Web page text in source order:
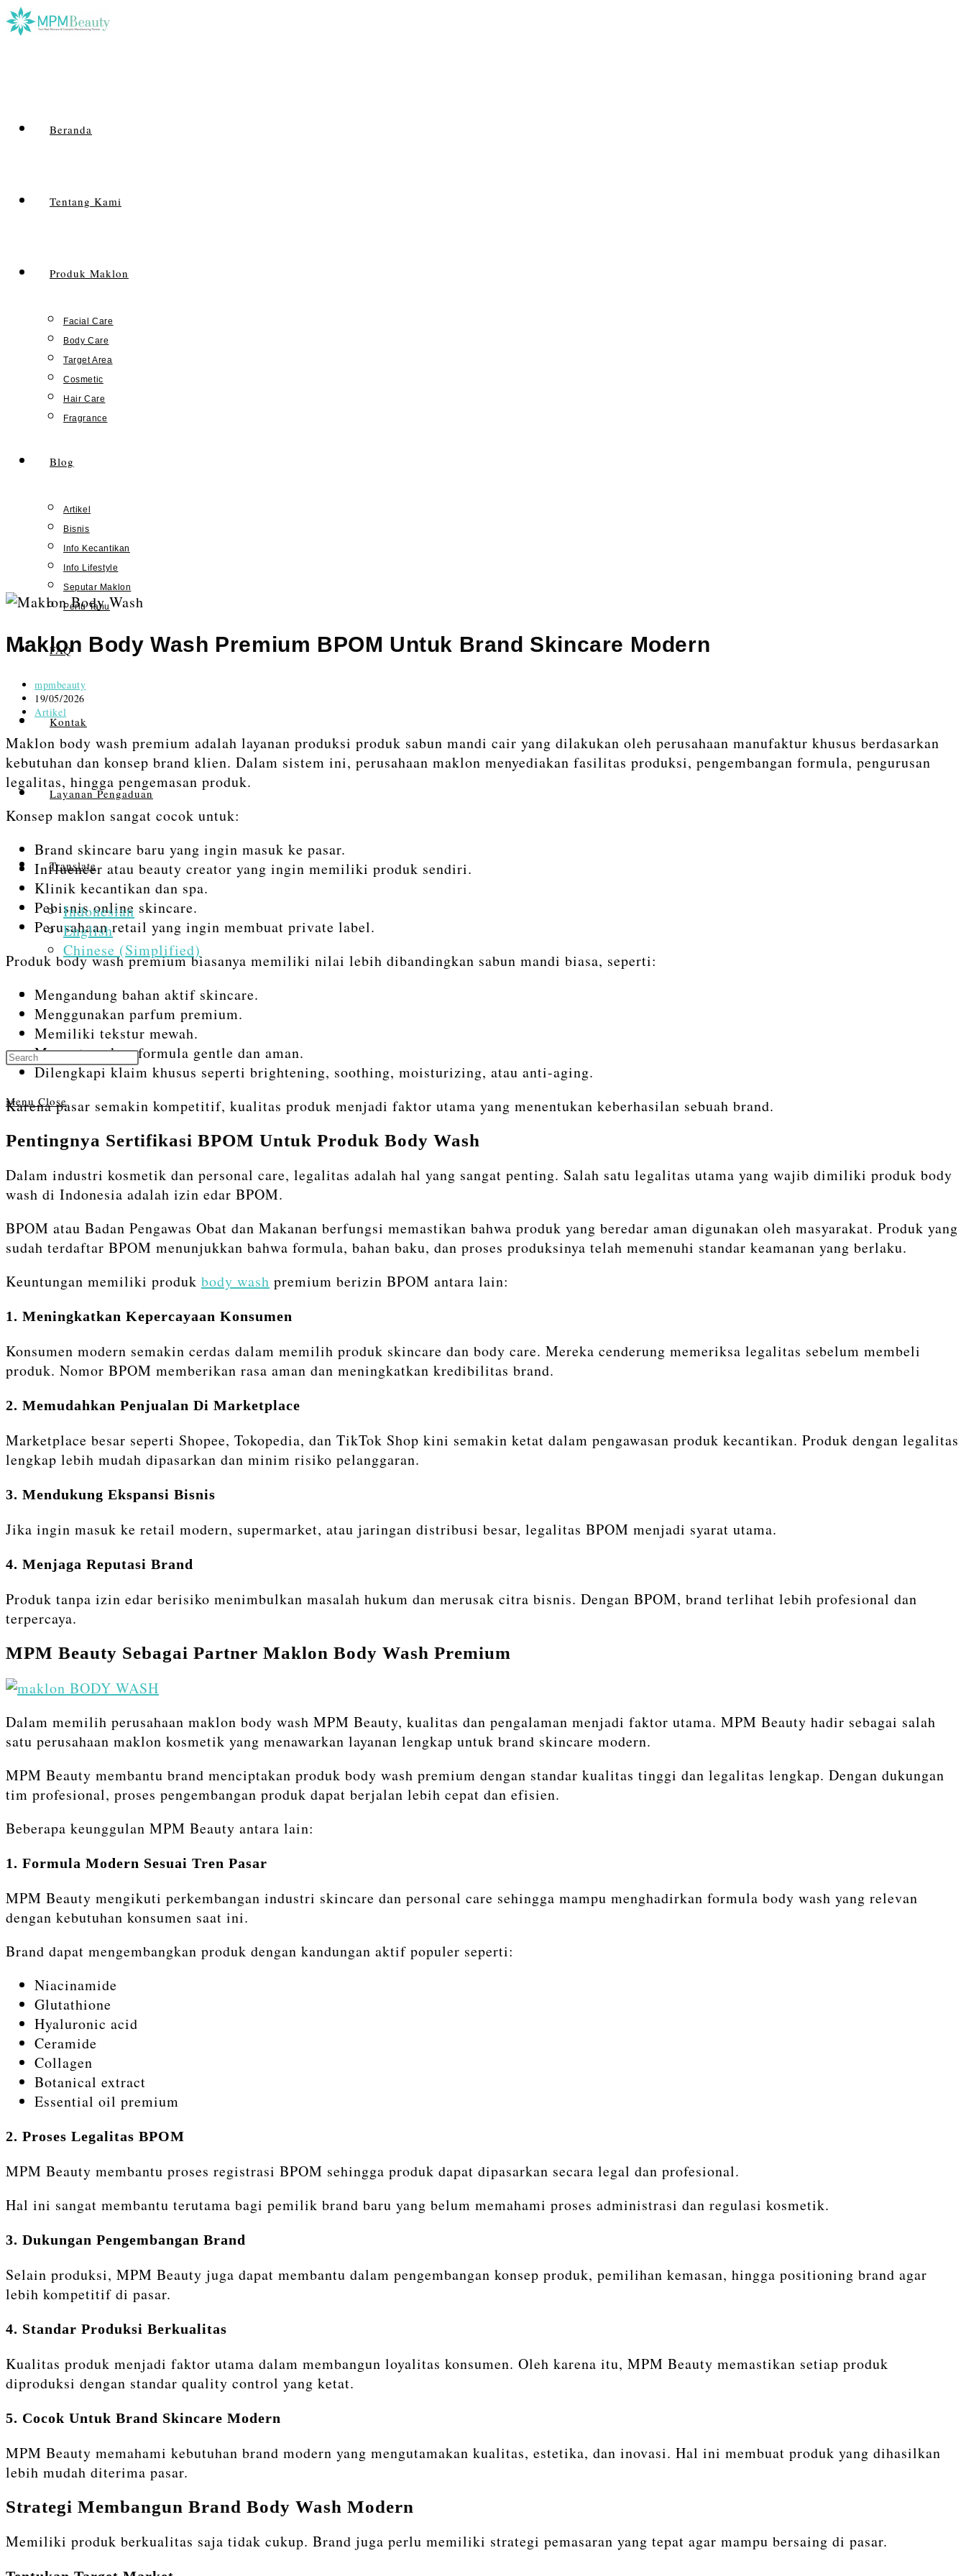
Skip
content
Beranda
Tentang Kami
Produk Maklon
Facial Care
Body Care
Target Area
Cosmetic
Hair Care
Fragrance
Blog
Artikel
Bisnis
Info Kecantikan
Info Lifestyle
Seputar Maklon
Perlu Tahu
FAQ
Kontak
Layanan Pengaduan
Translate
Indonesian
English
Chinese (Simplified)
Toggle
website
search
Press
Escape
close
the
search
panel.
Menu Close
Maklon Body Wash Premium BPOM Untuk Brand Skincare Modern
Post
author:
mpmbeauty
Post
published:
19/05/2026
Post
category:
Artikel
Maklon body wash premium adalah layanan produksi produk sabun mandi cair yang dilakukan oleh perusahaan manufaktur khusus berdasarkan
kebutuhan dan konsep brand klien. Dalam sistem ini, perusahaan maklon menyediakan fasilitas produksi, pengembangan formula, pengurusan
legalitas, hingga pengemasan produk.
Konsep maklon sangat cocok untuk:
Brand skincare baru yang ingin masuk ke pasar.
Influencer atau beauty creator yang ingin memiliki produk sendiri.
Klinik kecantikan dan spa.
Pebisnis online skincare.
Perusahaan retail yang ingin membuat private label.
Produk body wash premium biasanya memiliki nilai lebih dibandingkan sabun mandi biasa, seperti:
Mengandung bahan aktif skincare.
Menggunakan parfum premium.
Memiliki tekstur mewah.
Mengutamakan formula gentle dan aman.
Dilengkapi klaim khusus seperti brightening, soothing, moisturizing, atau anti-aging.
Karena pasar semakin kompetitif, kualitas produk menjadi faktor utama yang menentukan keberhasilan sebuah brand.
Pentingnya Sertifikasi BPOM Untuk Produk Body Wash
Dalam industri kosmetik dan personal care, legalitas adalah hal yang sangat penting. Salah satu legalitas utama yang wajib dimiliki produk body
wash di Indonesia adalah izin edar BPOM.
BPOM atau Badan Pengawas Obat dan Makanan berfungsi memastikan bahwa produk yang beredar aman digunakan oleh masyarakat. Produk yang
sudah terdaftar BPOM menunjukkan bahwa formula, bahan baku, dan proses produksinya telah memenuhi standar keamanan yang berlaku.
Keuntungan memiliki produk body wash premium berizin BPOM antara lain:
1. Meningkatkan Kepercayaan Konsumen
Konsumen modern semakin cerdas dalam memilih produk skincare dan body care. Mereka cenderung memeriksa legalitas sebelum membeli
produk. Nomor BPOM memberikan rasa aman dan meningkatkan kredibilitas brand.
2. Memudahkan Penjualan Di Marketplace
Marketplace besar seperti Shopee, Tokopedia, dan TikTok Shop kini semakin ketat dalam pengawasan produk kecantikan. Produk dengan legalitas
lengkap lebih mudah dipasarkan dan minim risiko pelanggaran.
3. Mendukung Ekspansi Bisnis
Jika ingin masuk ke retail modern, supermarket, atau jaringan distribusi besar, legalitas BPOM menjadi syarat utama.
4. Menjaga Reputasi Brand
Produk tanpa izin edar berisiko menimbulkan masalah hukum dan merusak citra bisnis. Dengan BPOM, brand terlihat lebih profesional dan
terpercaya.
MPM Beauty Sebagai Partner Maklon Body Wash Premium
Dalam memilih perusahaan maklon body wash MPM Beauty, kualitas dan pengalaman menjadi faktor utama. MPM Beauty hadir sebagai salah
satu perusahaan maklon kosmetik yang menawarkan layanan lengkap untuk brand skincare modern.
MPM Beauty membantu brand menciptakan produk body wash premium dengan standar kualitas tinggi dan legalitas lengkap. Dengan dukungan
tim profesional, proses pengembangan produk dapat berjalan lebih cepat dan efisien.
Beberapa keunggulan MPM Beauty antara lain:
1. Formula Modern Sesuai Tren Pasar
MPM Beauty mengikuti perkembangan industri skincare dan personal care sehingga mampu menghadirkan formula body wash yang relevan
dengan kebutuhan konsumen saat ini.
Brand dapat mengembangkan produk dengan kandungan aktif populer seperti:
Niacinamide
Glutathione
Hyaluronic acid
Ceramide
Collagen
Botanical extract
Essential oil premium
2. Proses Legalitas BPOM
MPM Beauty membantu proses registrasi BPOM sehingga produk dapat dipasarkan secara legal dan profesional.
Hal ini sangat membantu terutama bagi pemilik brand baru yang belum memahami proses administrasi dan regulasi kosmetik.
3. Dukungan Pengembangan Brand
Selain produksi, MPM Beauty juga dapat membantu dalam pengembangan konsep produk, pemilihan kemasan, hingga positioning brand agar
lebih kompetitif di pasar.
4. Standar Produksi Berkualitas
Kualitas produk menjadi faktor utama dalam membangun loyalitas konsumen. Oleh karena itu, MPM Beauty memastikan setiap produk
diproduksi dengan standar quality control yang ketat.
5. Cocok Untuk Brand Skincare Modern
MPM Beauty memahami kebutuhan brand modern yang mengutamakan kualitas, estetika, dan inovasi. Hal ini membuat produk yang dihasilkan
lebih mudah diterima pasar.
Strategi Membangun Brand Body Wash Modern
Memiliki produk berkualitas saja tidak cukup. Brand juga perlu memiliki strategi pemasaran yang tepat agar mampu bersaing di pasar.